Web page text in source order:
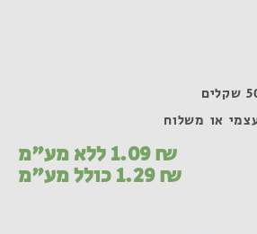
או משלוח
1.09₪ ללא מע"מ
1.29₪ כולל מע"מ